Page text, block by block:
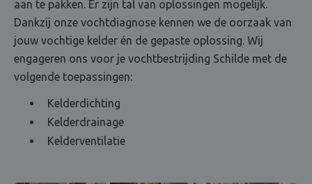
aan te pakken. Er zijn tal van oplossingen mogelijk.
Dankzij onze vochtdiagnose kennen we de oorzaak van
jouw vochtige kelder én de gepaste oplossing. Wij
engageren ons voor je vochtbestrijding Schilde met de
volgende toepassingen:
Kelderdichting
Kelderdrainage
Kelderventilatie